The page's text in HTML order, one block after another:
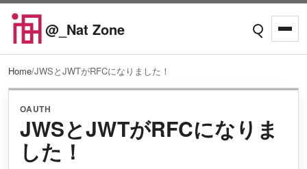
Skip to content
@_Nat Zone Open search
Home/JWSとJWTがRFCになりました！
OAUTH
JWSとJWTがRFCになりま
した！